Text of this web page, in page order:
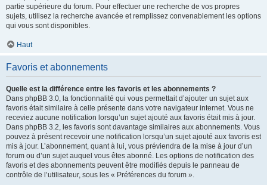
partie supérieure du forum. Pour effectuer une recherche de vos propres
sujets, utilisez la recherche avancée et remplissez convenablement les options
qui vous sont disponibles.
Haut
Favoris et abonnements
Quelle est la différence entre les favoris et les abonnements ?
Dans phpBB 3.0, la fonctionnalité qui vous permettait d’ajouter un sujet aux
favoris était similaire à celle présente dans votre navigateur internet. Vous ne
receviez aucune notification lorsqu’un sujet ajouté aux favoris était mis à jour.
Dans phpBB 3.2, les favoris sont davantage similaires aux abonnements. Vous
pouvez à présent recevoir une notification lorsqu’un sujet ajouté aux favoris est
mis à jour. L’abonnement, quant à lui, vous préviendra de la mise à jour d’un
forum ou d’un sujet auquel vous êtes abonné. Les options de notification des
favoris et des abonnements peuvent être modifiés depuis le panneau de
contrôle de l’utilisateur, sous les « Préférences du forum ».